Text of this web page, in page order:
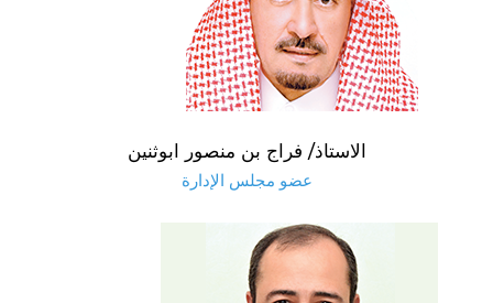
الاستاذ/ فراج بن منصور ابوثنين
عضو مجلس الإدارة